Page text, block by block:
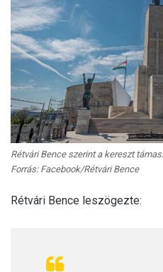
Rétvári Bence szerint a kereszt
Forrás: Facebook/Rétvári Bence
Rétvári Bence leszögezte: